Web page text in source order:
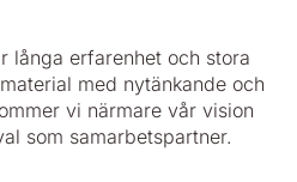
långa erfarenhet och stora
med nytänkande och
vi närmare vår vision
som samarbetspartner.